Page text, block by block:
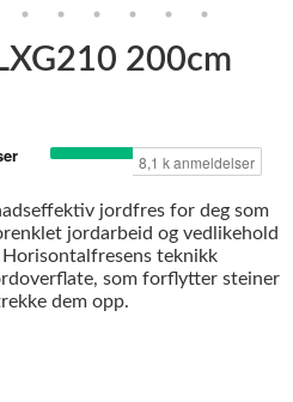
200cm
jordfres for deg som
jordarbeid og vedlikehold
teknikk
som forflytter steiner
dem opp.